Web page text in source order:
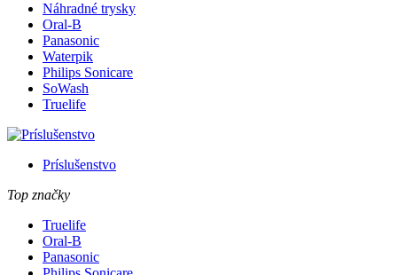
Náhradné trysky
Oral-B
Panasonic
Waterpik
Philips Sonicare
SoWash
Truelife
Príslušenstvo
Top značky
Truelife
Oral-B
Panasonic